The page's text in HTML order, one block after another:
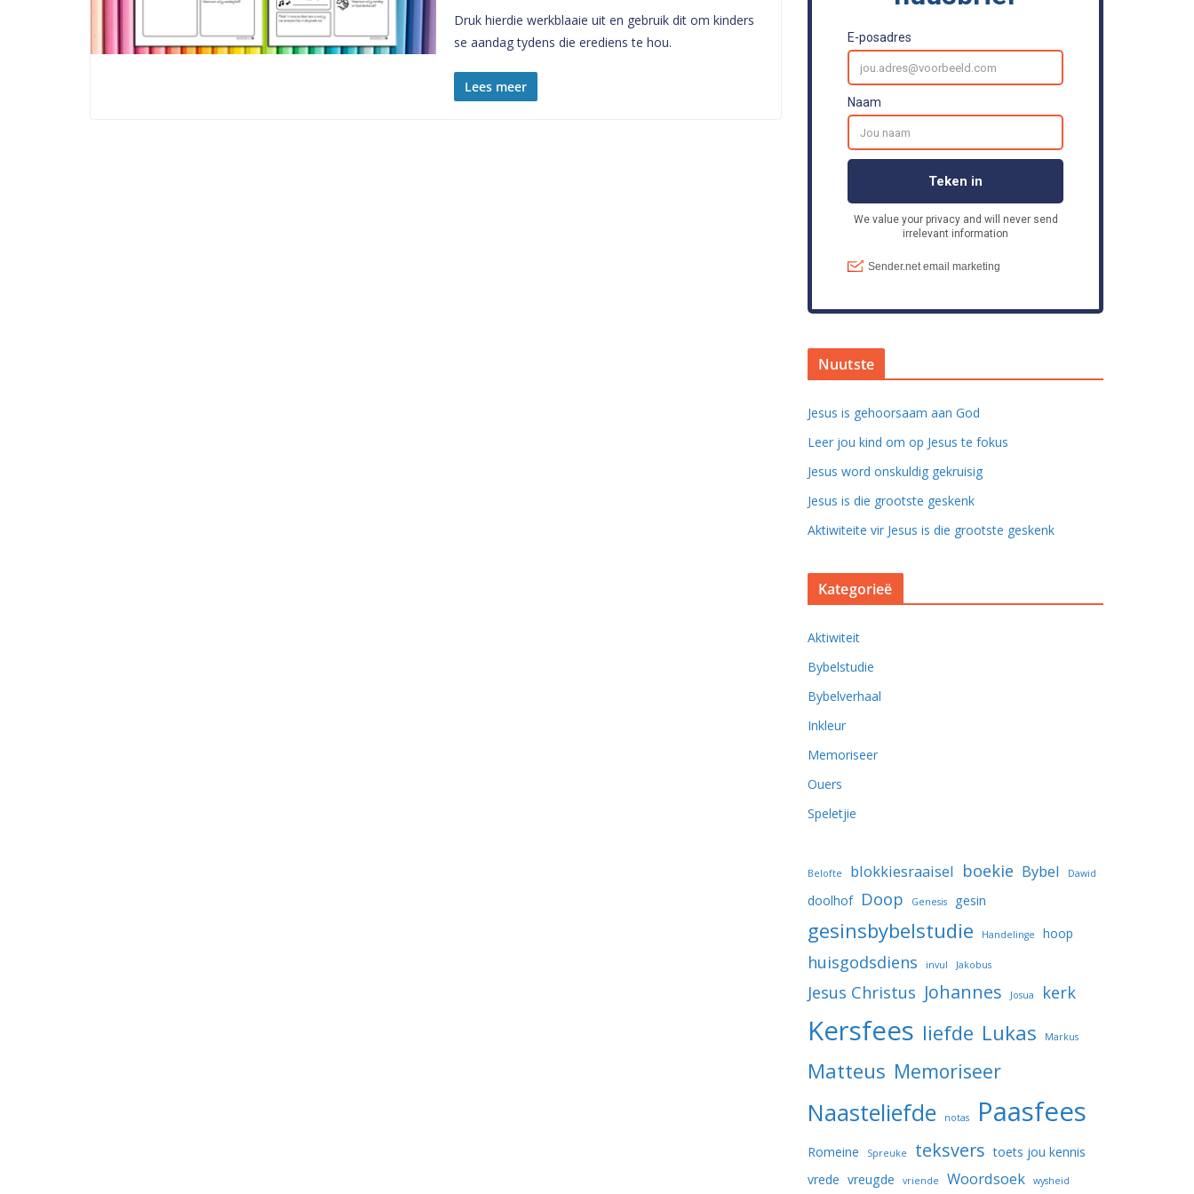
Druk hierdie werkblaaie uit en gebruik dit om kinders
se aandag tydens die erediens te hou.
Lees meer
Nuutste
Jesus is gehoorsaam aan God
Leer jou kind om op Jesus te fokus
Jesus word onskuldig gekruisig
Jesus is die grootste geskenk
Aktiwiteite vir Jesus is die grootste geskenk
Kategorieë
Aktiwiteit
Bybelstudie
Bybelverhaal
Inkleur
Memoriseer
Ouers
Speletjie
Belofte blokkiesraaisel boekie Bybel Dawid
doolhof Doop Genesis gesin
gesinsbybelstudie Handelinge hoop
huisgodsdiens invul Jakobus
Jesus Christus Johannes Josua kerk
Kersfees liefde Lukas Markus
Matteus Memoriseer
Naasteliefde notas Paasfees
Romeine Spreuke teksvers toets jou kennis
vrede vreugde vriende Woordsoek wysheid